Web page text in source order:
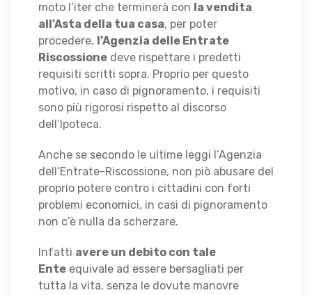
moto l’iter che terminerà con la vendita
all’Asta della tua casa, per poter
procedere, l’Agenzia delle Entrate
Riscossione deve rispettare i predetti
requisiti scritti sopra. Proprio per questo
motivo, in caso di pignoramento, i requisiti
sono più rigorosi rispetto al discorso
dell’Ipoteca.
Anche se secondo le ultime leggi l’Agenzia
dell’Entrate-Riscossione, non piò abusare del
proprio potere contro i cittadini con forti
problemi economici, in casi di pignoramento
non c’è nulla da scherzare.
Infatti avere un debito con tale
Ente equivale ad essere bersagliati per
tutta la vita, senza le dovute manovre